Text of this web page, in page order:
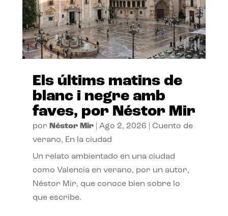
Els últims matins de
blanc i negre amb
faves, por Néstor Mir
por Néstor Mir| Ago 2, 2026
Cuento de
verano, En la ciudad
Un relato ambientado en una ciudad
como Valencia en verano, por un autor,
Néstor Mir, que conoce bien sobre lo
que escribe.